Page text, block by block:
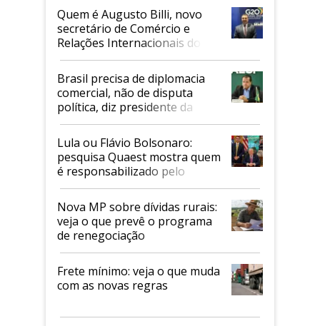
Quem é Augusto Billi, novo
secretário de Comércio e
Relações Internacionais do
Mapa
Brasil precisa de diplomacia
comercial, não de disputa
política, diz presidente da
Faesp
Lula ou Flávio Bolsonaro:
pesquisa Quaest mostra quem
é responsabilizado pelo
tarifaço dos EUA
Nova MP sobre dívidas rurais:
veja o que prevê o programa
de renegociação
Frete mínimo: veja o que muda
com as novas regras